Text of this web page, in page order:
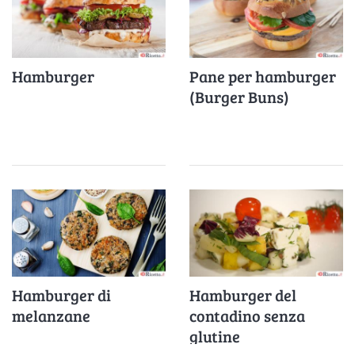
Hamburger
Pane per hamburger
(Burger Buns)
Hamburger di
melanzane
Hamburger del
contadino senza
glutine